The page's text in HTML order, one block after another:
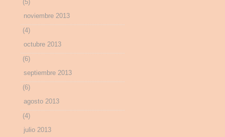
(5)
noviembre 2013
(4)
octubre 2013
(6)
septiembre 2013
(6)
agosto 2013
(4)
julio 2013